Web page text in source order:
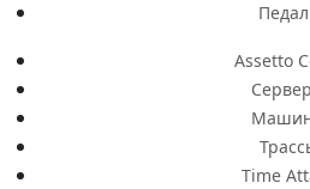
Assetto
Time